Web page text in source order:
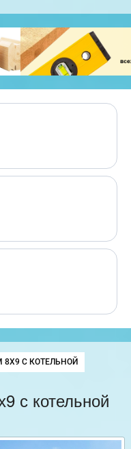
8Х9 С КОТЕЛЬНОЙ
с котельной